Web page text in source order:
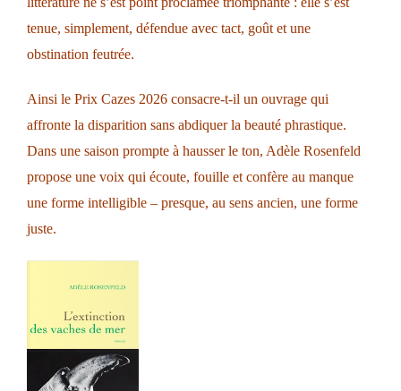
tenue, simplement, défendue avec tact, goût et une
obstination feutrée.
Ainsi le Prix Cazes 2026 consacre-t-il un ouvrage qui
affronte la disparition sans abdiquer la beauté phrastique.
Dans une saison prompte à hausser le ton, Adèle Rosenfeld
propose une voix qui écoute, fouille et confère au manque
une forme intelligible – presque, au sens ancien, une forme
juste.